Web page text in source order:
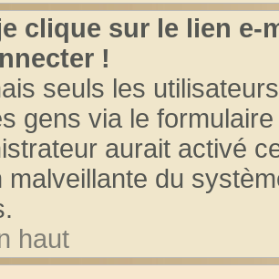
clique sur le lien e-
!
seuls les
gens via le
aurait activé
malveillante du
haut